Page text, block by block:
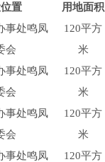
置 用地面积
事处鸣凤
会
120平方
米
事处鸣凤
会
120平方
米
事处鸣凤
会
120平方
米
事处鸣凤
120平方